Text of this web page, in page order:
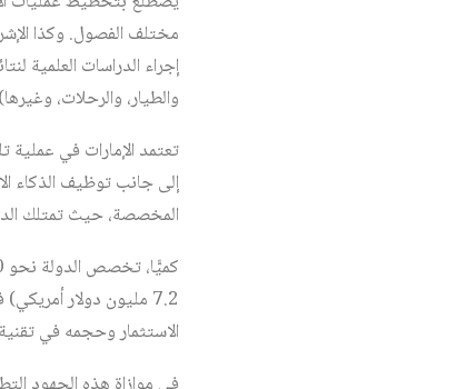
مختلف الفصول. وكذا
إجراء الدراسات العلمية
والطيار، والرحلات،
تعتمد الإمارات في عملية
إلى جانب توظيف الذكاء
المخصصة، حيث تمتلك
7.2 مليون دولار أمريكي) في السنة. كما أنه تم خلال عام 2025 وحده إطلاق ما يقارب 185 عملية استمطار
الاستثمار وحجمه في تقنية